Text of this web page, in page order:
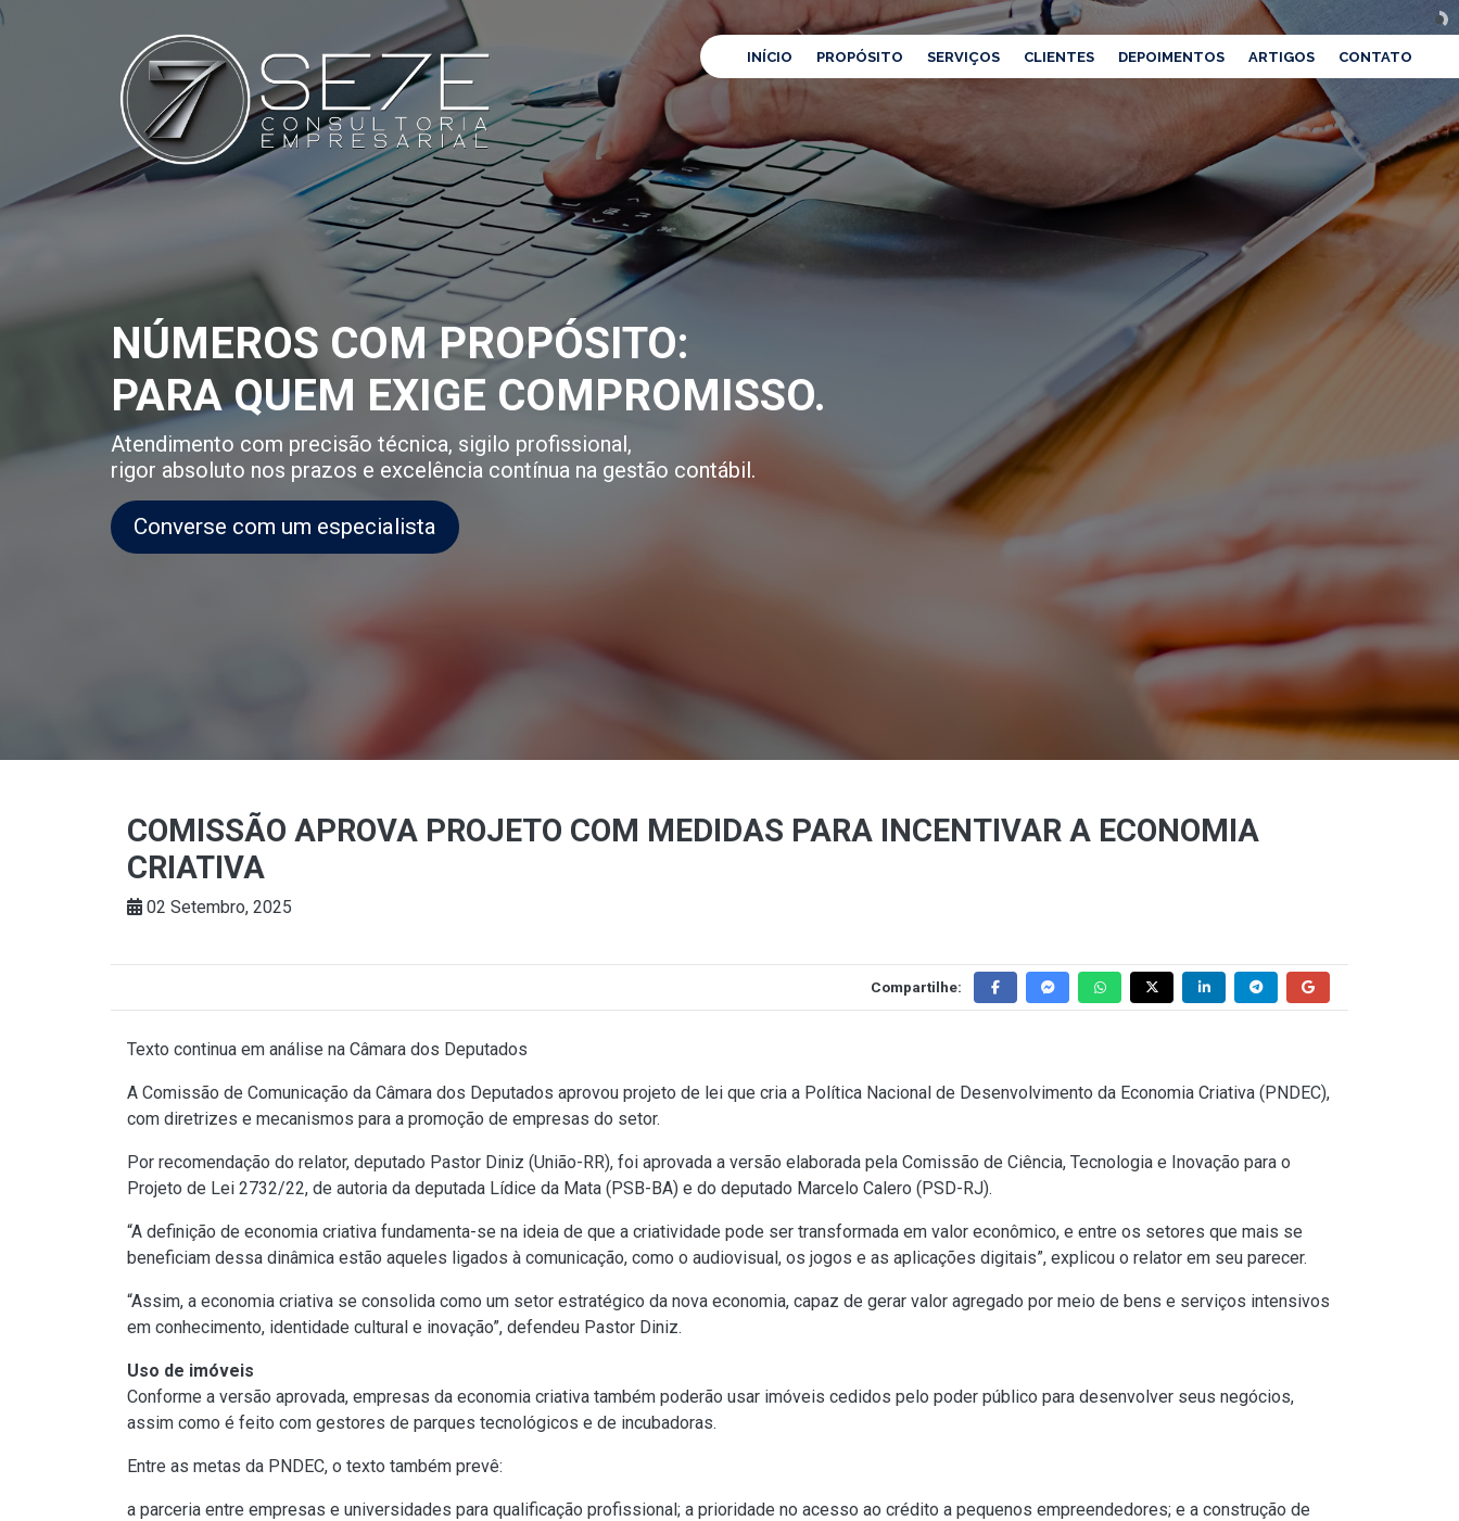
INÍCIO PROPÓSITO SERVIÇOS CLIENTES DEPOIMENTOS ARTIGOS CONTATO
NÚMEROS COM PROPÓSITO:
PARA QUEM EXIGE COMPROMISSO.
Atendimento com precisão técnica, sigilo profissional,
rigor absoluto nos prazos e excelência contínua na gestão contábil.
Converse com um especialista
COMISSÃO APROVA PROJETO COM MEDIDAS PARA INCENTIVAR A ECONOMIA
CRIATIVA
02 Setembro, 2025
Compartilhe:
Texto continua em análise na Câmara dos Deputados
A Comissão de Comunicação da Câmara dos Deputados aprovou projeto de lei que cria a Política Nacional de Desenvolvimento da Economia Criativa (PNDEC),
com diretrizes e mecanismos para a promoção de empresas do setor.
Por recomendação do relator, deputado Pastor Diniz (União-RR), foi aprovada a versão elaborada pela Comissão de Ciência, Tecnologia e Inovação para o
Projeto de Lei 2732/22, de autoria da deputada Lídice da Mata (PSB-BA) e do deputado Marcelo Calero (PSD-RJ).
“A definição de economia criativa fundamenta-se na ideia de que a criatividade pode ser transformada em valor econômico, e entre os setores que mais se
beneficiam dessa dinâmica estão aqueles ligados à comunicação, como o audiovisual, os jogos e as aplicações digitais”, explicou o relator em seu parecer.
“Assim, a economia criativa se consolida como um setor estratégico da nova economia, capaz de gerar valor agregado por meio de bens e serviços intensivos
em conhecimento, identidade cultural e inovação”, defendeu Pastor Diniz.
Uso de imóveis
Conforme a versão aprovada, empresas da economia criativa também poderão usar imóveis cedidos pelo poder público para desenvolver seus negócios,
assim como é feito com gestores de parques tecnológicos e de incubadoras.
Entre as metas da PNDEC, o texto também prevê:
a parceria entre empresas e universidades para qualificação profissional; a prioridade no acesso ao crédito a pequenos empreendedores; e a construção de